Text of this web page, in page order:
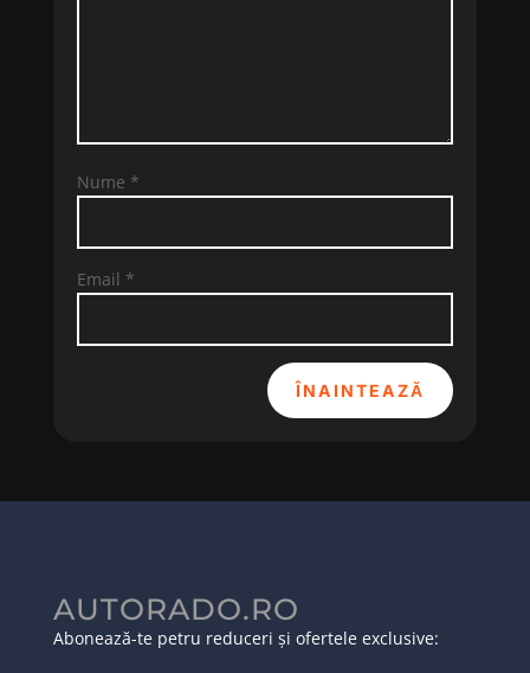
Nume *
Email *
ÎNAINTEAZĂ
AUTORADO.RO
Abonează-te petru reduceri și ofertele exclusive: